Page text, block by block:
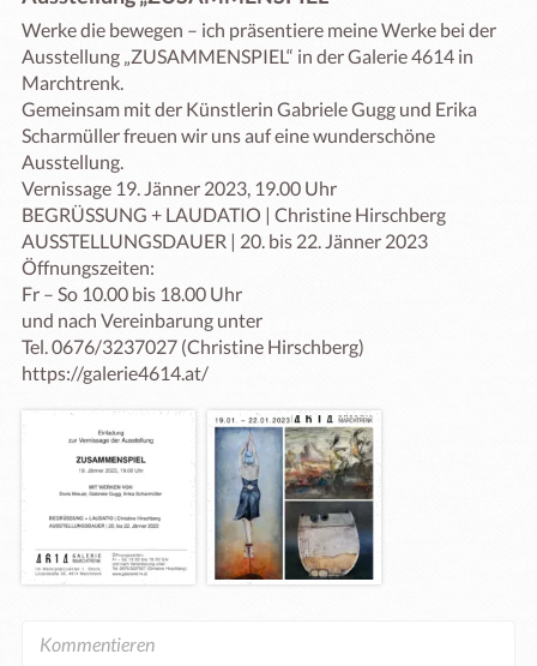
Werke die bewegen – ich präsentiere meine Werke bei der
Ausstellung „ZUSAMMENSPIEL“ in der Galerie 4614 in
Marchtrenk.
Gemeinsam mit der Künstlerin Gabriele Gugg und Erika
Scharmüller freuen wir uns auf eine wunderschöne
Ausstellung.
Vernissage 19. Jänner 2023, 19.00 Uhr
BEGRÜSSUNG + LAUDATIO | Christine Hirschberg
AUSSTELLUNGSDAUER | 20. bis 22. Jänner 2023
Öffnungszeiten:
Fr – So 10.00 bis 18.00 Uhr
und nach Vereinbarung unter
Tel. 0676/3237027 (Christine Hirschberg)
https://galerie4614.at/